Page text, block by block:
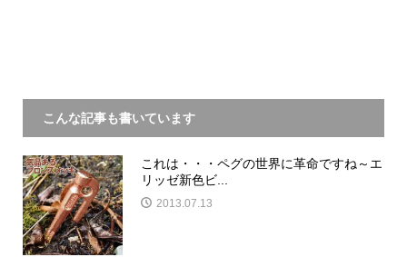
こんな記事も書いています
これは・・・ペグの世界に革命ですね～エ
リッゼ新色ビ...
2013.07.13